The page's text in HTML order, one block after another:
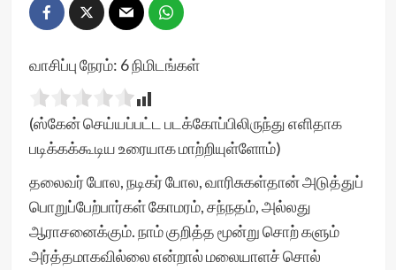
வாசிப்பு நேரம்: 6நிமிடங்கள்
(ஸ்கேன் செய்யப்பட்ட படக்கோப்பிலிருந்து எளிதாக
படிக்கக்கூடிய உரையாக மாற்றியுள்ளோம்)
தலைவர் போல, நடிகர் போல, வாரிசுகள்தான் அடுத்துப்
பொறுப்பேற்பார்கள் கோமரம், சந்நதம், அல்லது
ஆராசனைக்கும். நாம் குறித்த மூன்று சொற் களும்
அர்த்தமாகவில்லை என்றால் மலையாளச் சொல்